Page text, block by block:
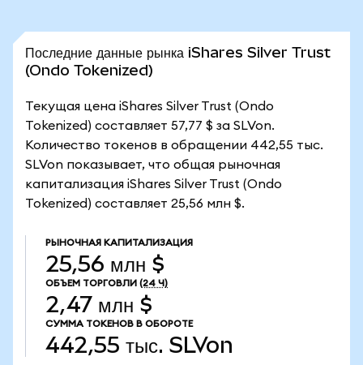
Последние данные рынка iShares Silver Trust
(Ondo Tokenized)
Текущая цена iShares Silver Trust (Ondo
Tokenized) составляет 57,77 $ за SLVon.
Количество токенов в обращении 442,55 тыс.
SLVon показывает, что общая рыночная
капитализация iShares Silver Trust (Ondo
Tokenized) составляет 25,56 млн $.
РЫНОЧНАЯ КАПИТАЛИЗАЦИЯ
25,56 млн $
ОБЪЕМ ТОРГОВЛИ (24 Ч)
2,47 млн $
СУММА ТОКЕНОВ В ОБОРОТЕ
442,55 тыс. SLVon